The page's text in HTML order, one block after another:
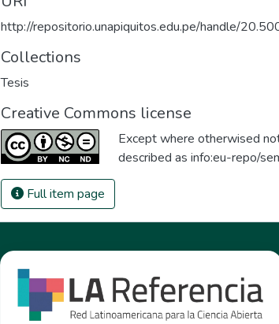
http://repositorio.unapiquitos.edu.pe/handle/
Collections
Tesis
Creative Commons license
Except where otherwised
described as info:eu-repo/
Full item page